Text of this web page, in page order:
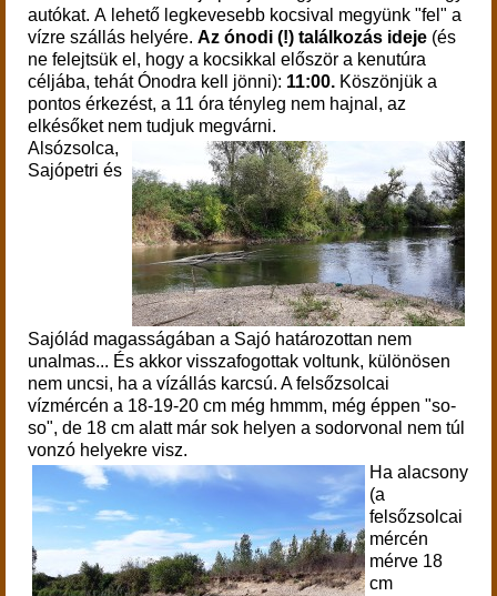
autókat. A lehető legkevesebb kocsival megyünk "fel" a
vízre szállás helyére. Az ónodi (!) találkozás ideje (és
ne felejtsük el, hogy a kocsikkal először a kenutúra
céljába, tehát Ónodra kell jönni): 11:00. Köszönjük a
pontos érkezést, a 11 óra tényleg nem hajnal, az
elkésőket nem tudjuk megvárni.
Alsózsolca,
Sajópetri és
Sajólád magasságában a Sajó határozottan nem
unalmas... És akkor visszafogottak voltunk, különösen
nem uncsi, ha a vízállás karcsú. A felsőzsolcai
vízmércén a 18-19-20 cm még hmmm, még éppen "so-
so", de 18 cm alatt már sok helyen a sodorvonal nem túl
vonzó helyekre visz.
Ha alacsony
(a
felsőzsolcai
mércén
mérve 18
cm